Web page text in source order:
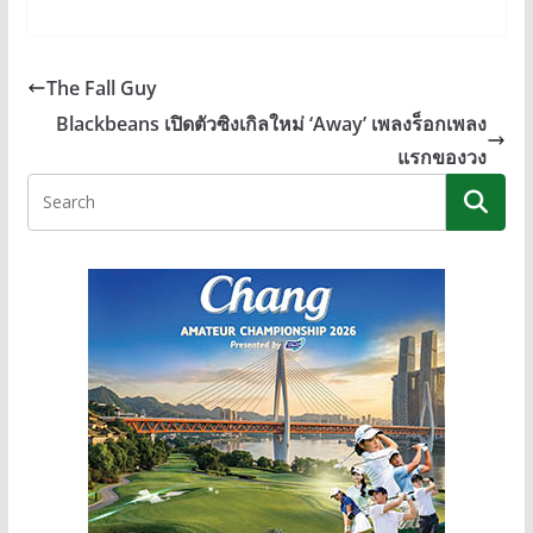
b
o n Li
The Fall Guy
Blackbeans เปิดตัวซิงเกิลใหม่ ‘Away’ เพลงร็อกเพลง
แรกของวง